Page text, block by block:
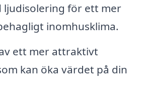
ljudisolering för ett mer
inomhusklima.
ett mer attraktivt
kan öka värdet på din